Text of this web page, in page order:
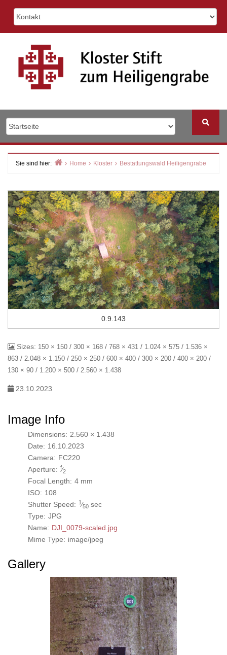
Sie sind hier: Home Kloster Bestattungswald Heiligengrabe
0.9.143
Sizes: 150 × 150 / 300 × 168 / 768 × 431 / 1.024 × 575 / 1.536 ×
863 / 2.048 × 1.150 / 250 × 250 / 600 × 400 / 300 × 200 / 400 × 200 /
130 × 90 / 1.200 × 500 / 2.560 × 1.438
23.10.2023
Image Info
Dimensions: 2.560 × 1.438
Date: 16.10.2023
Camera: FC220
Aperture: f⁄2
Focal Length: 4 mm
ISO: 108
Shutter Speed: 1⁄50 sec
Type: JPG
Name: DJI_0079-scaled.jpg
Mime Type: image/jpeg
Gallery